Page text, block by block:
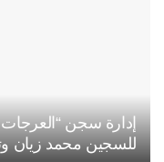
للسجين محمد زيان